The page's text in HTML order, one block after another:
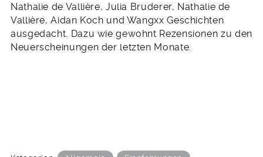
Nathalie de Vallière, Julia Bruderer, Nathalie de
Vallière, Aidan Koch und Wangxx Geschichten
ausgedacht. Dazu wie gewohnt Rezensionen zu den
Neuerscheinungen der letzten Monate.